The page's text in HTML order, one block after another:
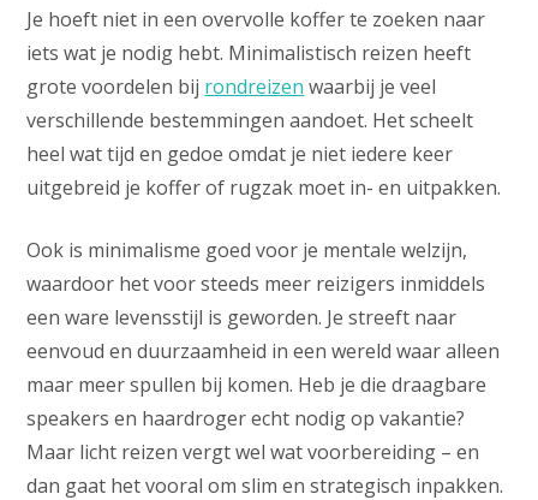
Je hoeft niet in een overvolle koffer te zoeken naar
iets wat je nodig hebt. Minimalistisch reizen heeft
grote voordelen bij rondreizen waarbij je veel
verschillende bestemmingen aandoet. Het scheelt
heel wat tijd en gedoe omdat je niet iedere keer
uitgebreid je koffer of rugzak moet in- en uitpakken.
Ook is minimalisme goed voor je mentale welzijn,
waardoor het voor steeds meer reizigers inmiddels
een ware levensstijl is geworden. Je streeft naar
eenvoud en duurzaamheid in een wereld waar alleen
maar meer spullen bij komen. Heb je die draagbare
speakers en haardroger echt nodig op vakantie?
Maar licht reizen vergt wel wat voorbereiding – en
dan gaat het vooral om slim en strategisch inpakken.